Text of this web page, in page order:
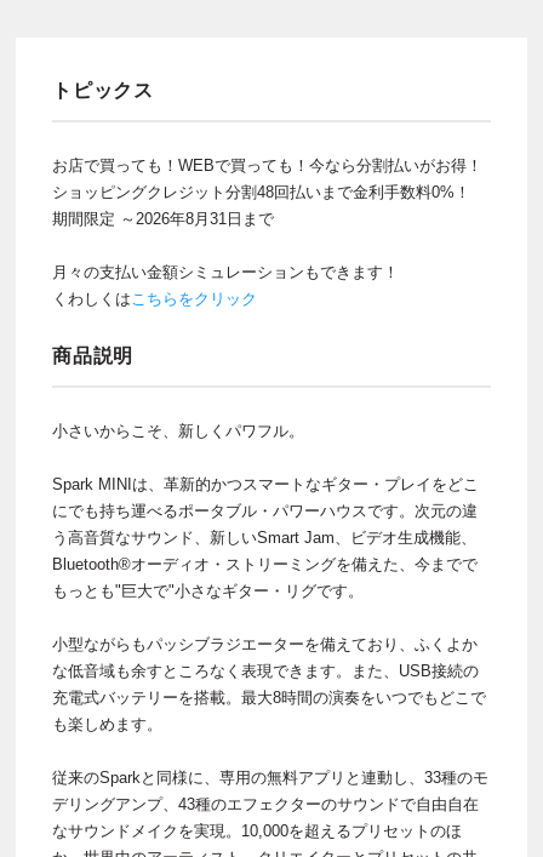
トピックス
お店で買っても！WEBで買っても！今なら分割払いがお得！
ショッピングクレジット分割48回払いまで金利手数料0%！
期間限定 ～2026年8月31日まで
月々の支払い金額シミュレーションもできます！
くわしくはこちらをクリック
商品説明
小さいからこそ、新しくパワフル。
Spark MINIは、革新的かつスマートなギター・プレイをどこ
にでも持ち運べるポータブル・パワーハウスです。次元の違
う高音質なサウンド、新しいSmart Jam、ビデオ生成機能、
Bluetooth®オーディオ・ストリーミングを備えた、今までで
もっとも"巨大で"小さなギター・リグです。
小型ながらもパッシブラジエーターを備えており、ふくよか
な低音域も余すところなく表現できます。また、USB接続の
充電式バッテリーを搭載。最大8時間の演奏をいつでもどこで
も楽しめます。
従来のSparkと同様に、専用の無料アプリと連動し、33種のモ
デリングアンプ、43種のエフェクターのサウンドで自由自在
なサウンドメイクを実現。10,000を超えるプリセットのほ